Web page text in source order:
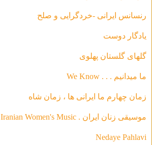
رنسانس ایرانی -خردگرایی و صلح
يادگار دوست
گلهاى گلستان پهلوى
ما ميدانيم . . . We Know
زمان چهارم ما ايرانى ها ، زمان شاه
موسیقی‌ زنان ایران . heart emoticon . Iranian Women's Music
Nedaye Pahlavi